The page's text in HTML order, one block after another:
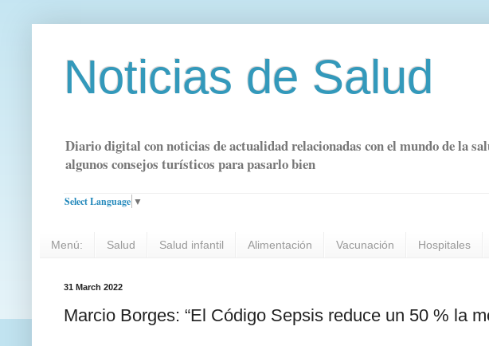
Noticias de Salud
Diario digital con noticias de actualidad relacionadas con el mundo de la
algunos consejos turísticos para pasarlo bien
Select Language ▼
Menú: Salud Salud infantil Alimentación Vacunación Hospitales
31 March 2022
Marcio Borges: “El Código Sepsis reduce un 50 % la